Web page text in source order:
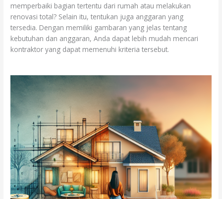
memperbaiki bagian tertentu dari rumah atau melakukan
renovasi total? Selain itu, tentukan juga anggaran yang
tersedia. Dengan memiliki gambaran yang jelas tentang
kebutuhan dan anggaran, Anda dapat lebih mudah mencari
kontraktor yang dapat memenuhi kriteria tersebut.